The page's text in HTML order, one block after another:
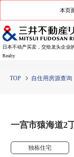
本页
日本不动产买卖，交给龙头企业
Realty
TOP 自住用房源查询
一宫市猿海道2
独栋住宅